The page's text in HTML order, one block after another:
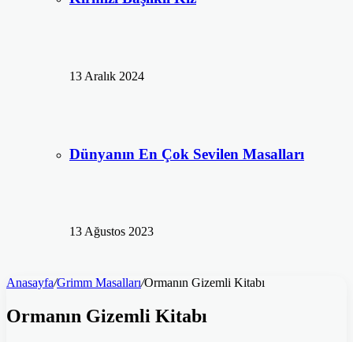
13 Aralık 2024
Dünyanın En Çok Sevilen Masalları
13 Ağustos 2023
Anasayfa/Grimm Masalları/Ormanın Gizemli Kitabı
Ormanın Gizemli Kitabı